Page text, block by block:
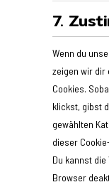
7.
Wenn du
zeigen wir dir
Cookies.
klickst, gibst
gewählten
dieser
Du kannst
Browser